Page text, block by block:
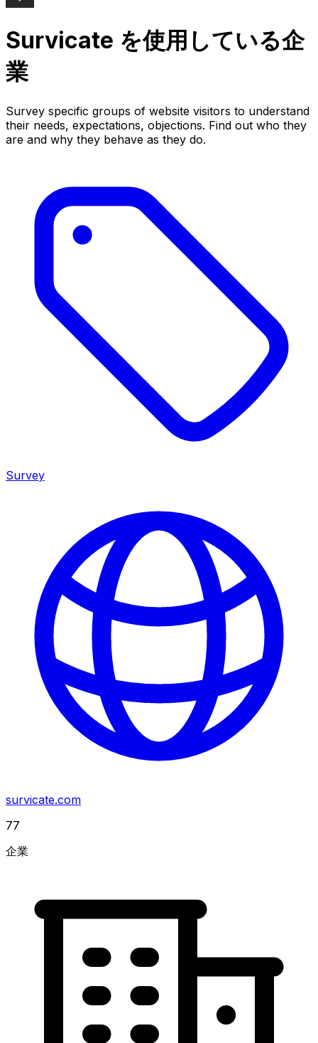
Survicate を使用している企
業
Survey specific groups of website visitors to understand
their needs, expectations, objections. Find out who they
are and why they behave as they do.
Survey
survicate.com
77
企業